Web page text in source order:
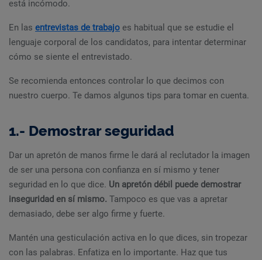
está incómodo.
En las entrevistas de trabajo es habitual que se estudie el
lenguaje corporal de los candidatos, para intentar determinar
cómo se siente el entrevistado.
Se recomienda entonces controlar lo que decimos con
nuestro cuerpo. Te damos algunos tips para tomar en cuenta.
1.- Demostrar seguridad
Dar un apretón de manos firme le dará al reclutador la imagen
de ser una persona con confianza en sí mismo y tener
seguridad en lo que dice. Un apretón débil puede demostrar
inseguridad en sí mismo. Tampoco es que vas a apretar
demasiado, debe ser algo firme y fuerte.
Mantén una gesticulación activa en lo que dices, sin tropezar
con las palabras. Enfatiza en lo importante. Haz que tus